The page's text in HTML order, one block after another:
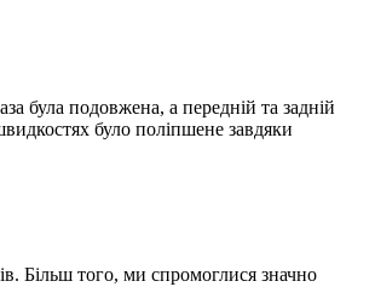
була подовжена, а передній та задній
було поліпшене завдяки
Більш того, ми спромоглися значно